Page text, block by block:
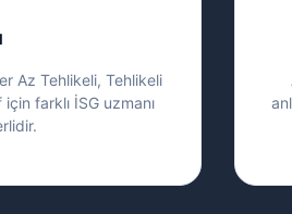
Az Tehlikeli, Tehlikeli
farklı İSG uzmanı